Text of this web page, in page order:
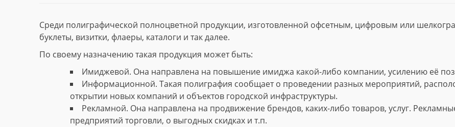
Среди полиграфической полноцветной продукции, изготовленной офсетным, цифровым или
буклеты, визитки, флаеры, каталоги и так далее.
По своему назначению такая продукция может быть:
Имиджевой. Она направлена на повышение имиджа какой-либо компании, усилению её
Информационной. Такая полиграфия сообщает о проведении разных мероприятий,
открытии новых компаний и объектов городской инфраструктуры.
Рекламной. Она направлена на продвижение брендов, каких-либо товаров, услуг.
предприятий торговли, о выгодных скидках и т.п.